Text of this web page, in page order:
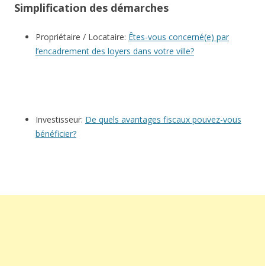
Simplification des démarches
Propriétaire / Locataire: Êtes-vous concerné(e) par
l’encadrement des loyers dans votre ville?
Investisseur: De quels avantages fiscaux pouvez-vous
bénéficier?